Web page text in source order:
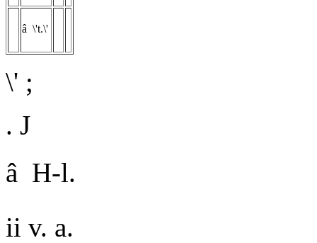
â \'t.\'
\' ;
. J
â H-l.
ii v. a.